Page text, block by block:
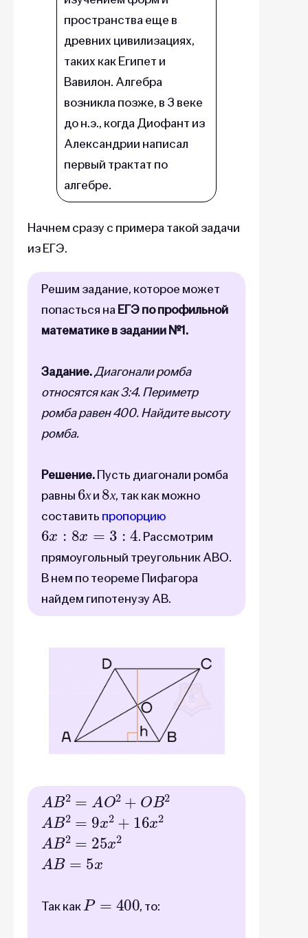
пространства еще в
древних цивилизациях,
таких как Египет и
Вавилон. Алгебра
возникла позже, в 3 веке
до н.э., когда Диофант из
Александрии написал
первый трактат по
алгебре.
Начнем сразу с примера такой задачи
из ЕГЭ.
Решим задание, которое может
попасться на ЕГЭ по профильной
математике в задании №1.
Задание.Диагонали ромба
относятся как 3:4. Периметр
ромба равен 400. Найдите высоту
ромба.
Решение.Пусть диагонали ромба
равны
х
6
и х
8
, так как можно
составить пропорцию
6 x=
. Рассмотрим
прямоугольный треугольник ABO.
В нем по теореме Пифагора
найдем гипотенузу AB.
A B2= O2+O
2
A B2= x2 +16 x2
A B2= 25x2
A B=
Так как
P= 400
, то: